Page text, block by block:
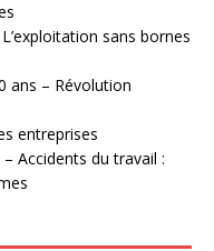
sans bornes
ans – Révolution
entreprises
Accidents du travail :